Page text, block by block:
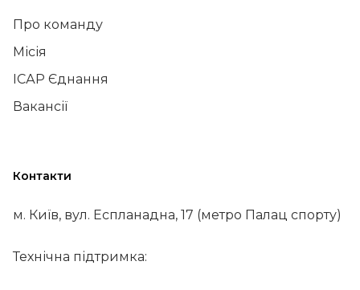
Про команду
Місія
ІСАР Єднання
Вакансії
Контакти
м. Київ, вул. Еспланадна, 17 (метро Палац спорту)
Технічна підтримка: